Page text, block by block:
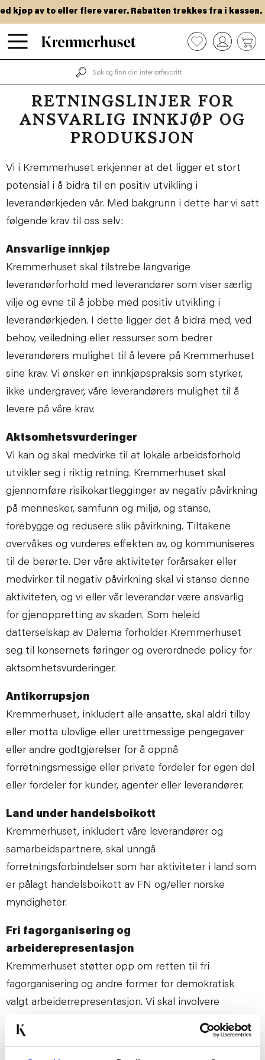
Hopp
til
hovedinnhold
kjøp av to eller flere varer. Rabatten trekkes fra i kassen.
0
RETNINGSLINJER FOR
ANSVARLIG INNKJØP OG
PRODUKSJON
Vi i Kremmerhuset erkjenner at det ligger et stort
potensial i å bidra til en positiv utvikling i
leverandørkjeden vår. Med bakgrunn i dette har vi satt
følgende krav til oss selv:
Ansvarlige innkjøp
Kremmerhuset skal tilstrebe langvarige
leverandørforhold med leverandører som viser særlig
vilje og evne til å jobbe med positiv utvikling i
leverandørkjeden. I dette ligger det å bidra med, ved
behov, veiledning eller ressurser som bedrer
leverandørers mulighet til å levere på Kremmerhuset
sine krav. Vi ønsker en innkjøpspraksis som styrker,
ikke undergraver, våre leverandørers mulighet til å
levere på våre krav.
Aktsomhetsvurderinger
Vi kan og skal medvirke til at lokale arbeidsforhold
utvikler seg i riktig retning. Kremmerhuset skal
gjennomføre risikokartlegginger av negativ påvirkning
på mennesker, samfunn og miljø, og stanse,
forebygge og redusere slik påvirkning. Tiltakene
overvåkes og vurderes effekten av, og kommuniseres
til de berørte. Der våre aktiviteter forårsaker eller
medvirker til negativ påvirkning skal vi stanse denne
aktiviteten, og vi eller vår leverandør være ansvarlig
for gjenoppretting av skaden. Som heleid
datterselskap av Dalema forholder Kremmerhuset
seg til konsernets føringer og overordnede policy for
aktsomhetsvurderinger.
Antikorrupsjon
Kremmerhuset, inkludert alle ansatte, skal aldri tilby
eller motta ulovlige eller urettmessige pengegaver
eller andre godtgjørelser for å oppnå
forretningsmessige eller private fordeler for egen del
eller fordeler for kunder, agenter eller leverandører.
Land under handelsboikott
Kremmerhuset, inkludert våre leverandører og
samarbeidspartnere, skal unngå
forretningsforbindelser som har aktiviteter i land som
er pålagt handelsboikott av FN og/eller norske
myndigheter.
Fri fagorganisering og
arbeiderepresentasjon
Kremmerhuset støtter opp om retten til fri
fagorganisering og andre former for demokratisk
valgt arbeiderrepresentasjon. Vi skal involvere
arbeiderrepresentanter og andre relevante
interessenter i vårt arbeid med ansvarlig